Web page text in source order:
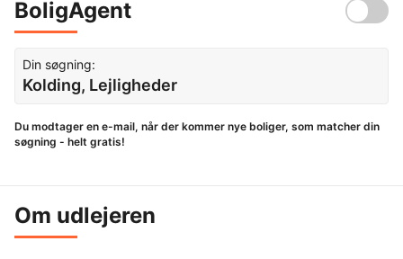
BoligAgent
Din søgning:
Kolding, Lejligheder
Du modtager en e-mail, når der kommer nye boliger, som matcher din
søgning - helt gratis!
Om udlejeren